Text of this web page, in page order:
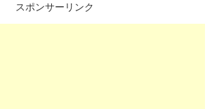
スポンサーリンク